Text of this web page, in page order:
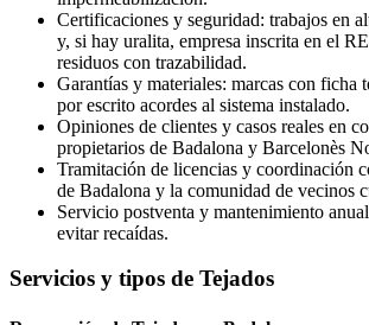
Certificaciones y seguridad: trabajos en
y, si hay uralita, empresa inscrita en el
residuos con trazabilidad.
Garantías y materiales: marcas con ficha
por escrito acordes al sistema instalado.
Opiniones de clientes y casos reales en
propietarios de Badalona y Barcelonès
Tramitación de licencias y coordinación
de Badalona y la comunidad de vecinos
Servicio postventa y mantenimiento
evitar recaídas.
Servicios y tipos de Tejados